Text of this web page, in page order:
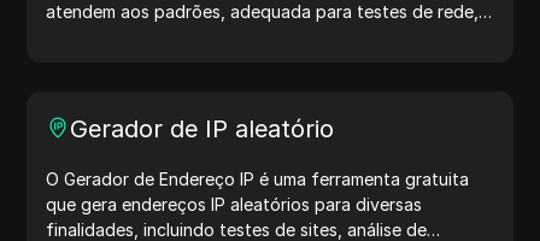
atendem aos padrões, adequada para testes de rede,
Gerador de IP aleatório
O Gerador de Endereço IP é uma ferramenta gratuita
que gera endereços IP aleatórios para diversas
finalidades, incluindo testes de sites, análise de